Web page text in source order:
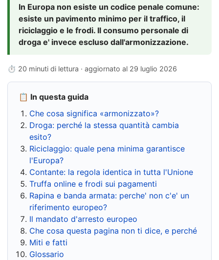
In Europa non esiste un codice penale comune:
esiste un pavimento minimo per il traffico, il
riciclaggio e le frodi. Il consumo personale di
droga e' invece escluso dall'armonizzazione.
⏱ 20 minuti di lettura · aggiornato al 29 luglio 2026
📋 In questa guida
Che cosa significa «armonizzato»?
Droga: perché la stessa quantità cambia
esito?
Riciclaggio: quale pena minima garantisce
l'Europa?
Contante: la regola identica in tutta l'Unione
Truffa online e frodi sui pagamenti
Rapina e banda armata: perche' non c'e' un
riferimento europeo?
Il mandato d'arresto europeo
Che cosa questa pagina non ti dice, e perché
Miti e fatti
Glossario